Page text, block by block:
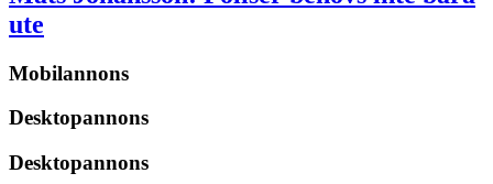
ute
Mobilannons
Desktopannons
Desktopannons